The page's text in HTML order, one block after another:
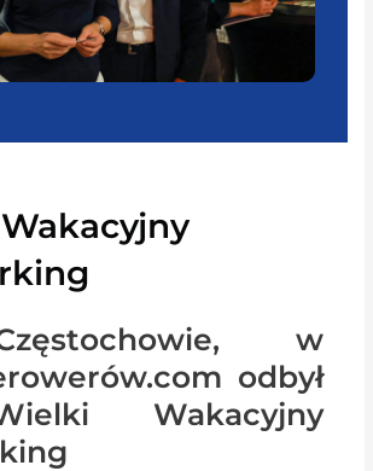
w
odbył
Wakacyjny